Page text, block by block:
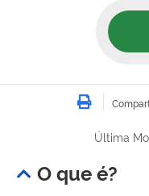
Última
O que é?